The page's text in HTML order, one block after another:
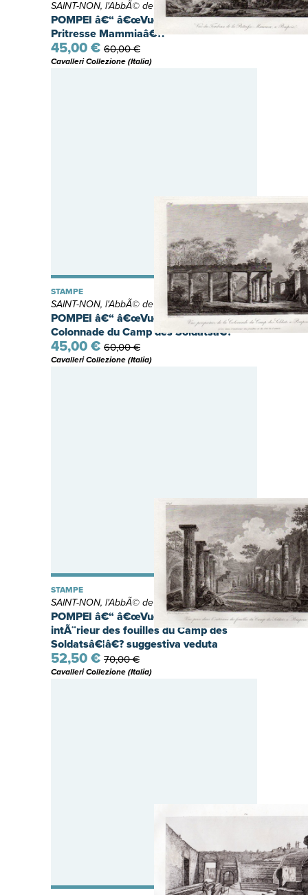
POMPEI â€“ â€œVue du tombeau de la
Pritresse Mammiaâ€?.
SAINT-NON, l'AbbÃ© de
45,00 € 60,00 €
Cavalleri Collezione (Italia)
POMPEI â€“ â€œVue perspective de la
Colonnade du Camp des Soldatsâ€?
STAMPE
SAINT-NON, l'AbbÃ© de
45,00 € 60,00 €
Cavalleri Collezione (Italia)
POMPEI â€“ â€œVue prise dans lÃ­
intÃ¨rieur des fouilles du Camp des
Soldatsâ€¦â€? suggestiva veduta
STAMPE
SAINT-NON, l'AbbÃ© de
52,50 € 70,00 €
Cavalleri Collezione (Italia)